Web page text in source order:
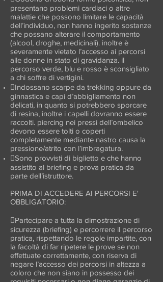
presentano problemi cardiaci o altre
malattie che possono limitare le capacità
dell’individuo, non hanno ingerito sostanze
che possano alterare il comportamento
(alcool, droghe, medicinali). inoltre è
severamente vietato l’accesso ai percorsi
alle donne in stato di gravidanza. il
percorso verde, blu e rosso è sconsigliato
a chi soffre di vertigini.
Indossano scarpe da trekking oppure da
ginnastica e capi d’abbigliamento non
delicati, in quanto si potrebbero sporcare
di resina, inoltre i capelli dovranno essere
raccolti. piercing nei pressi dell’ombelico
devono essere tolti o coperti
completamente mediante nastro causa la
pressione/atrito con l’imbragatura.
Sono provvisti di biglietto e che hanno
assistito al briefing e prova pratica da
parte dell’istruttore.
PRIMA DI ACCEDERE AI PERCORSI E'
OBBLIGATORIO:
Partecipare a tutta la dimostrazione di
sicurezza (briefing) e percorrere il percorso
pratica, rispettando le regole impartite, con
la facoltà di far ripetere le prove se non
effettuate correttamente, con riserva di
negare l’accesso dei percorsi in altezza a
coloro che non siano in possesso dei